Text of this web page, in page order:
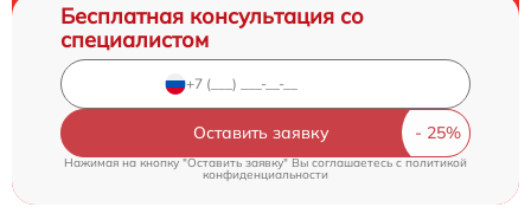
Бесплатная консультация со
специалистом
Оставить заявку
Нажимая на кнопку "Оставить заявку" Вы соглашаетесь cполитикой
конфиденциальности